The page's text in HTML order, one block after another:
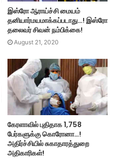
இஸ்ரோ ஆராய்ச்சி மையம்
தனியார்மயமாக்கப்படாது…! இஸ்ரோ
தலைவர் சிவன் நம்பிக்கை!
August 21, 2020
கேரளாவில் புதிதாக 1,758
பேர்களுக்கு கொரோனா…!
அதிர்ச்சியில் சுகாதாரத்துறை
அதிகாரிகள்!